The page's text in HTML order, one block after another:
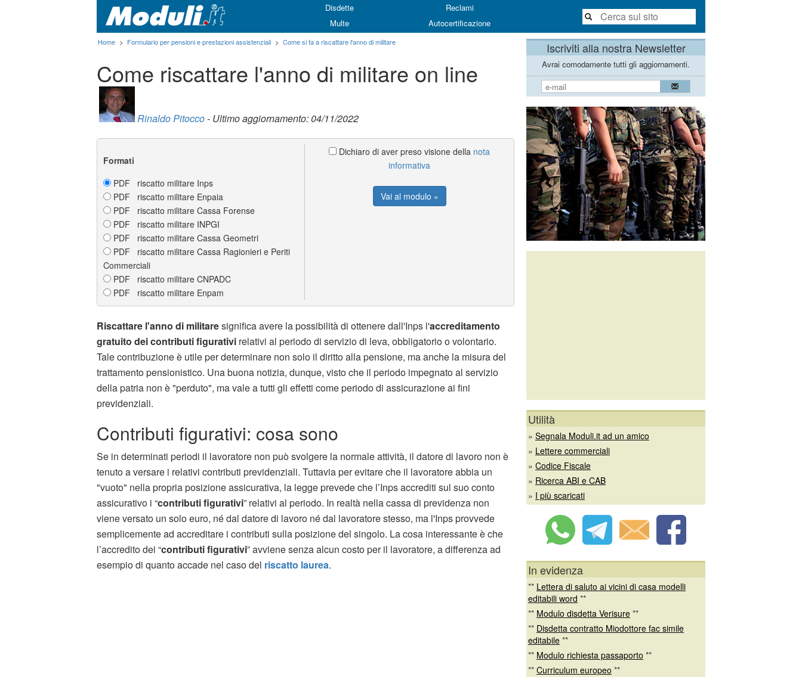
Disdette
Reclami
Multe
Autocertificazione
Home > Formulario per pensioni e prestazioni assistenziali > Come si fa a riscattare l'anno di militare
Come riscattare l'anno di militare on line
Rinaldo Pitocco- Ultimo aggiornamento: 04/11/2022
Formati
PDF riscatto militare Inps
PDF riscatto militare Enpaia
PDF riscatto militare Cassa Forense
PDF riscatto militare INPGI
PDF riscatto militare Cassa Geometri
PDF riscatto militare Cassa Ragionieri e Periti
Commerciali
PDF riscatto militare CNPADC
PDF riscatto militare Enpam
Dichiaro di aver preso visione della nota
informativa
Vai al modulo »
Riscattare l'anno di militaresignifica avere la possibilità di ottenere dall'Inps l'accreditamento
gratuito dei contributi figurativi relativi al periodo di servizio di leva, obbligatorio o volontario.
Tale contribuzione è utile per determinare non solo il diritto alla pensione, ma anche la misura del
trattamento pensionistico. Una buona notizia, dunque, visto che il periodo impegnato al servizio
della patria non è "perduto", ma vale a tutti gli effetti come periodo di assicurazione ai fini
previdenziali.
Contributi figurativi: cosa sono
Se in determinati periodi il lavoratore non può svolgere la normale attività, il datore di lavoro non è
tenuto a versare i relativi contributi previdenziali. Tuttavia per evitare che il lavoratore abbia un
"vuoto" nella propria posizione assicurativa, la legge prevede che l’Inps accrediti sul suo conto
assicurativo i “contributi figurativi” relativi al periodo. In realtà nella cassa di previdenza non
viene versato un solo euro, né dal datore di lavoro né dal lavoratore stesso, ma l'Inps provvede
semplicemente ad accreditare i contributi sulla posizione del singolo. La cosa interessante è che
l’accredito dei “contributi figurativi” avviene senza alcun costo per il lavoratore, a differenza ad
esempio di quanto accade nel caso del riscatto laurea.
Iscriviti alla nostra Newsletter
Avrai comodamente tutti gli aggiornamenti.
Utilità
» Segnala Moduli.it ad un amico
» Lettere commerciali
» Codice Fiscale
» Ricerca ABI e CAB
» I più scaricati
In evidenza
** Lettera di saluto ai vicini di casa modelli
editabili word **
** Modulo disdetta Verisure **
** Disdetta contratto Miodottore fac simile
editabile **
** Modulo richiesta passaporto **
** Curriculum europeo **